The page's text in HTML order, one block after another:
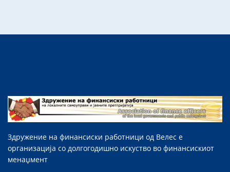
Здружение на финансиски работници од Велес е
организација со долгогодишно искуство во финансискиот
менаџмент